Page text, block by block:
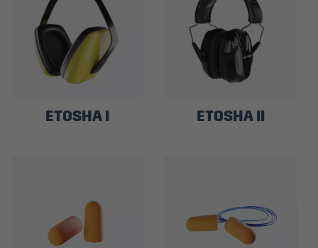
ETOSHA I ETOSHA II